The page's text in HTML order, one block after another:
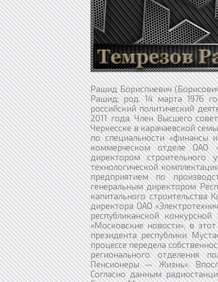
Рашид Бориспиевич
Рашид; род. 14 марта 1976
российский политический
2011 года. Член Высшего
Черкесске в карачаевской
по специальности «финансы
коммерческом отделе ОАО
директором строительного
технологической
предприятием по
генеральным директором
капитального строительства
директора ОАО
республиканской
«Московские новости», в
президента республики
процессе передела
регионального отделения
Пенсионеры — Жизнь».
Согласно данным